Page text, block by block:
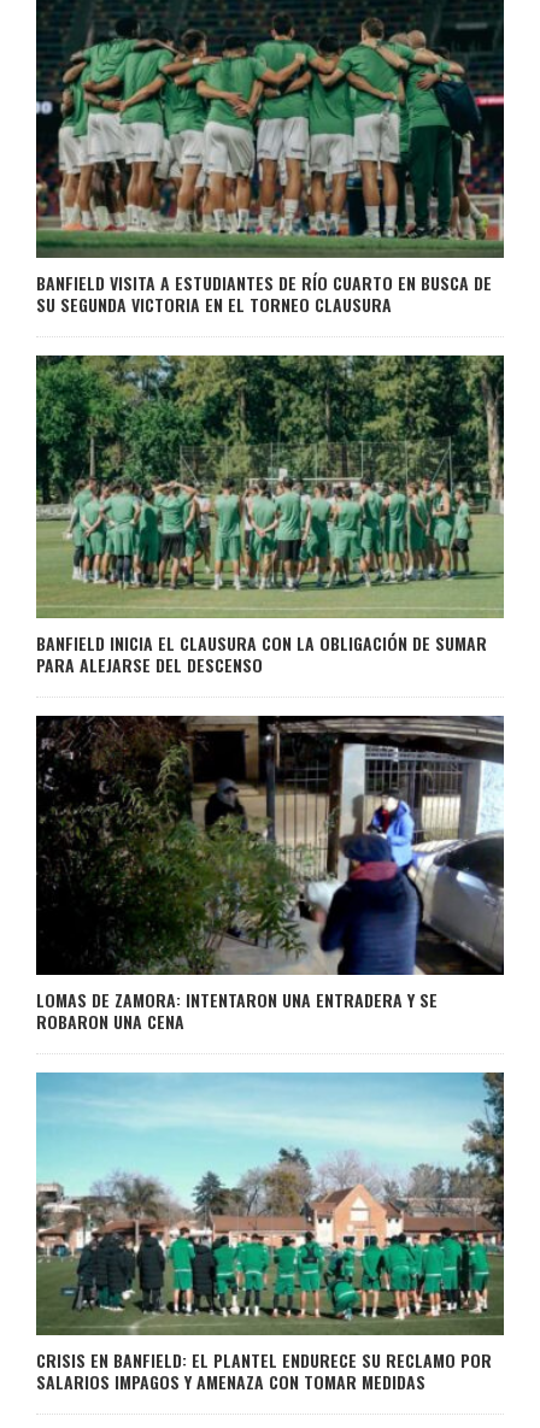
BANFIELD VISITA A ESTUDIANTES DE RÍO CUARTO EN BUSCA DE
SU SEGUNDA VICTORIA EN EL TORNEO CLAUSURA
BANFIELD INICIA EL CLAUSURA CON LA OBLIGACIÓN DE SUMAR
PARA ALEJARSE DEL DESCENSO
LOMAS DE ZAMORA: INTENTARON UNA ENTRADERA Y SE
ROBARON UNA CENA
CRISIS EN BANFIELD: EL PLANTEL ENDURECE SU RECLAMO POR
SALARIOS IMPAGOS Y AMENAZA CON TOMAR MEDIDAS